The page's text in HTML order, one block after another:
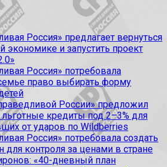
Россия» предлагает вернуться
экономике и запустить проект
Россия» потребовала
право выбирать форму
России» предложил
кредиты под 2–3% для
от ударов по Wildberries
Россия» потребовала создать
для контроля за ценами в стране
«40-дневный план